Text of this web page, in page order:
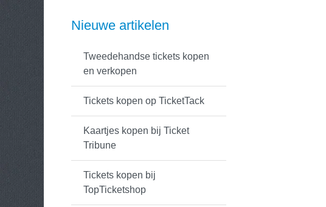
Nieuwe artikelen
Tweedehandse tickets kopen
en verkopen
Tickets kopen op TicketTack
Kaartjes kopen bij Ticket
Tribune
Tickets kopen bij
TopTicketshop